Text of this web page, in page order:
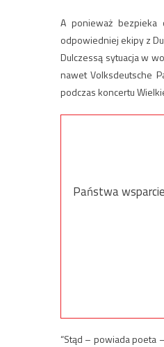
A ponieważ bezpieka
odpowiedniej ekipy z
Dulczessą sytuacja w
nawet Volksdeutsche
podczas koncertu
Państwa
“Stąd – powiada poeta